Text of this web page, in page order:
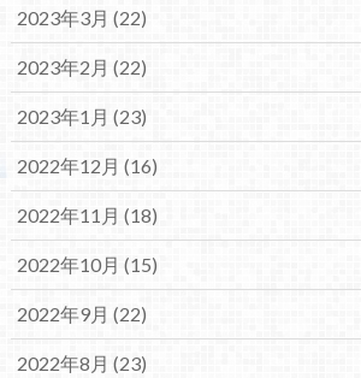
2023年3月 (22)
2023年2月 (22)
2023年1月 (23)
2022年12月 (16)
2022年11月 (18)
2022年10月 (15)
2022年9月 (22)
2022年8月 (23)